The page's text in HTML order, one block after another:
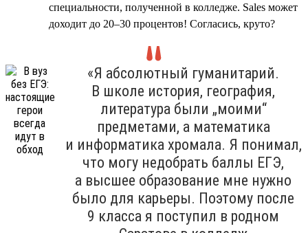
специальности, полученной в колледже. Sales может
доходит до 20–30 процентов! Согласись, круто?
«Я абсолютный гуманитарий.
В школе история, география,
литература были „моими“
предметами, а математика
и информатика хромала. Я понимал,
что могу недобрать баллы ЕГЭ,
а высшее образование мне нужно
было для карьеры. Поэтому после
9 класса я поступил в родном